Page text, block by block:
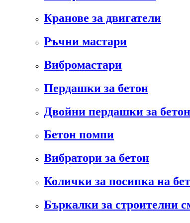
Кранове за двигатели
Ръчни мастари
Вибромастари
Пердашки за бетон
Двойни пердашки за бетон
Бетон помпи
Вибратори за бетон
Колички за посипка на
Бъркалки за строителни